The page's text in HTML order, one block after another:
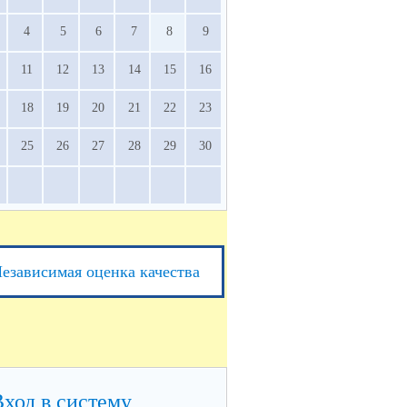
4 5 6 7 8 9
11 12 13 14 15 16
18 19 20 21 22 23
25 26 27 28 29 30
оценка качества
в систему